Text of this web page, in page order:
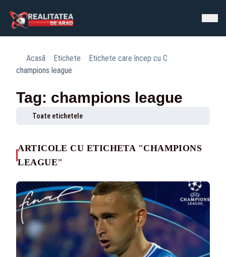
Acasă Etichete
Etichete care încep cu C
champions league
Tag: champions league
Toate etichetele
ARTICOLE CU ETICHETA "CHAMPIONS
LEAGUE"